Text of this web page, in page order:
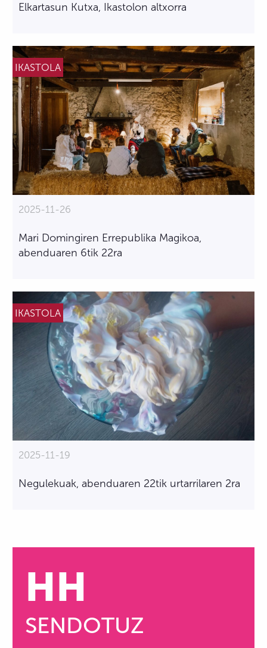
Elkartasun Kutxa, Ikastolon altxorra
IKASTOLA
2025-11-26
Mari Domingiren Errepublika Magikoa,
abenduaren 6tik 22ra
IKASTOLA
2025-11-19
Negulekuak, abenduaren 22tik urtarrilaren 2ra
HH
SENDOTUZ